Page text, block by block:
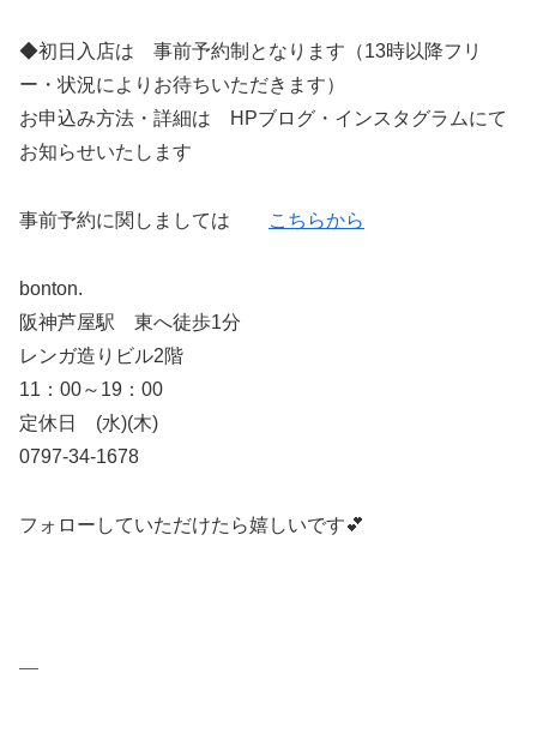
◆初日入店は 事前予約制となります（13時以降フリ
ー・状況によりお待ちいただきます）
お申込み方法・詳細は HPブログ・インスタグラムにて
お知らせいたします
事前予約に関しましては こちらから
bonton.
阪神芦屋駅 東へ徒歩1分
レンガ造りビル2階
11：00～19：00
定休日 (水)(木)
0797-34-1678
フォローしていただけたら嬉しいです💕